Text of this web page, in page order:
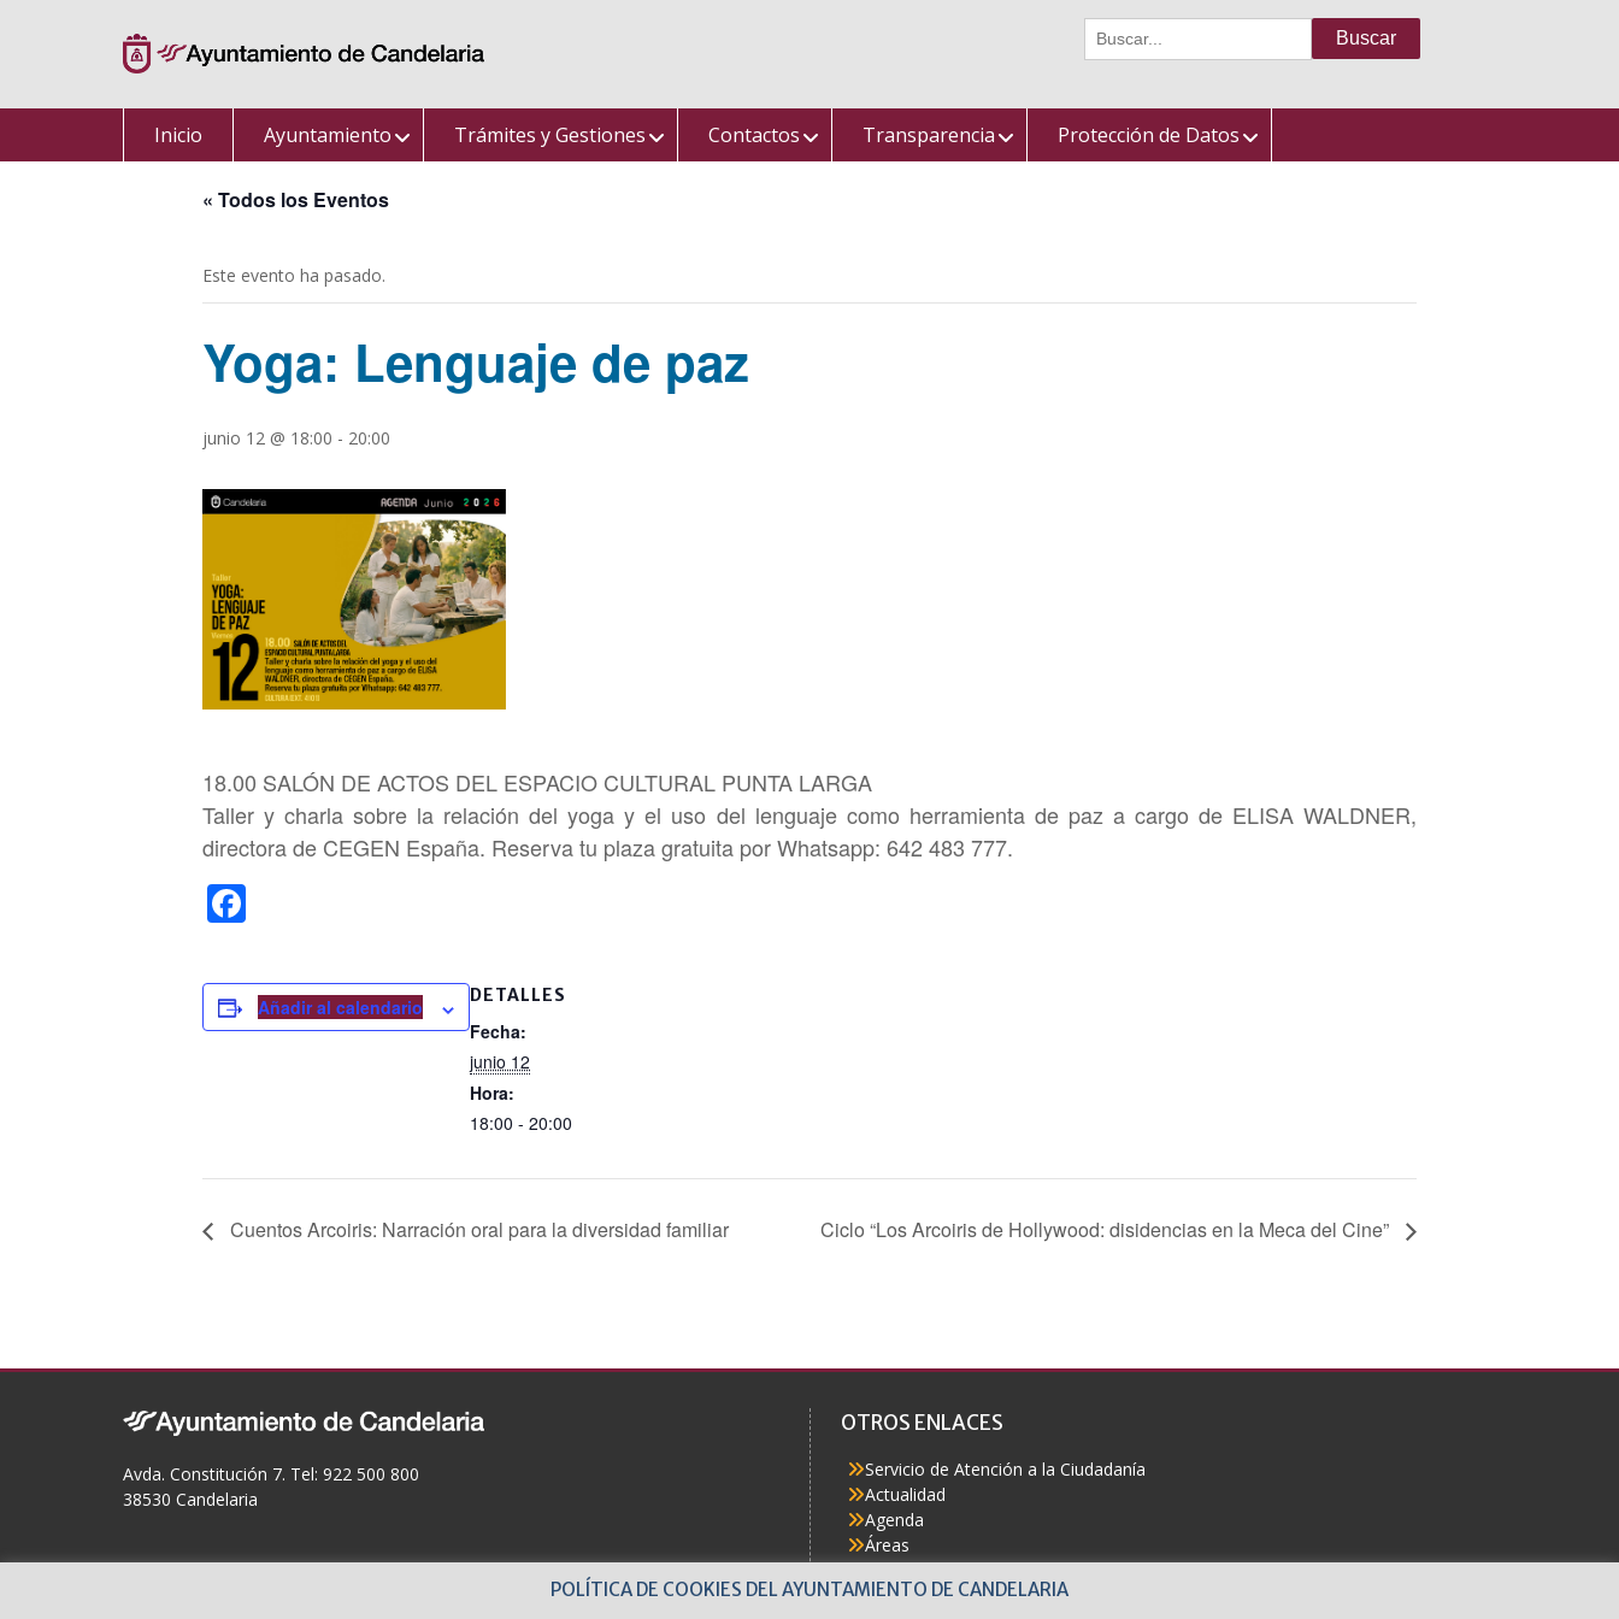
Buscar:
Inicio Ayuntamiento Trámites y Gestiones Contactos Transparencia Protección de Datos
« Todos los Eventos
Este evento ha pasado.
Yoga: Lenguaje de paz
junio 12 @ 18:00 - 20:00
18.00 SALÓN DE ACTOS DEL ESPACIO CULTURAL PUNTA LARGA
Taller y charla sobre la relación del yoga y el uso del lenguaje como herramienta de paz a cargo de ELISA WALDNER,
directora de CEGEN España. Reserva tu plaza gratuita por Whatsapp: 642 483 777.
c
e
k
Añadir al calendario DETALLES
Fecha:
junio 12
Hora:
18:00 - 20:00
Cuentos Arcoiris: Narración oral para la diversidad familiar Ciclo “Los Arcoiris de Hollywood: disidencias en la Meca del Cine”
Avda. Constitución 7. Tel: 922 500 800
38530 Candelaria
OTROS ENLACES
Servicio de Atención a la Ciudadanía
Actualidad
Agenda
Áreas
Buzón del Ciudadano
Accesibilidad
POLÍTICA DE COOKIES DEL AYUNTAMIENTO DE CANDELARIA